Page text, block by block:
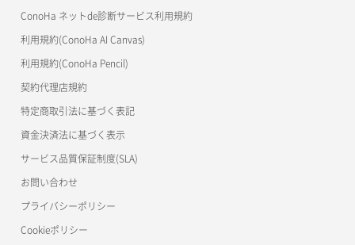
ConoHa ネットde診断サービス利用規約
利用規約(ConoHa AI Canvas)
利用規約(ConoHa Pencil)
契約代理店規約
特定商取引法に基づく表記
資金決済法に基づく表示
サービス品質保証制度(SLA)
お問い合わせ
プライバシーポリシー
Cookieポリシー